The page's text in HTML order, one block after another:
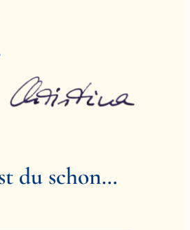
du schon…